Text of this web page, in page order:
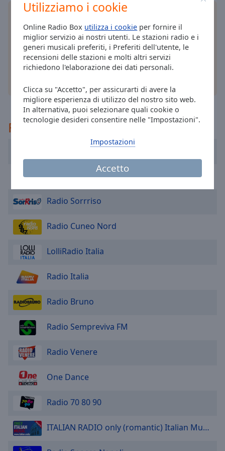
Utilizziamo i cookie
Online Radio Box utilizza i cookie per fornire il
miglior servizio ai nostri utenti. Le stazioni radio e i
generi musicali preferiti, i Preferiti dell'utente, le
recensioni delle stazioni e molti altri servizi
richiedono l'elaborazione dei dati personali.
Clicca su "Accetto", per assicurarti di avere la
migliore esperienza di utilizzo del nostro sito web.
In alternativa, puoi selezionare quali cookie o
tecnologie desideri consentire nelle "Impostazioni".
Accetto
Impostazioni
window.
Opacity
Opacity
Caption
Opacity
Font
Installal'applicazionegratuita Online Radio Box
per il tuo smartphone e ascolta le tue stazioni
radio online preferite – ovunque ti trovi!
Raccomandato
Radio Babboleo
Radio Birikina
Radio Sorrriso
Radio Cuneo Nord
LolliRadio Italia
Radio Italia
Radio Bruno
Radio Sempreviva FM
Radio Venere
One Dance
Radio 70 80 90
ITALIAN RADIO only (romantic) Italian Music